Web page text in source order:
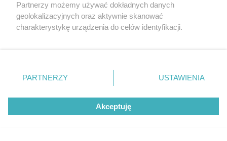
Dodaj jedną łyżeczkę do gotowania.
Partnerzy możemy używać dokładnych danych
geolokalizacyjnych oraz aktywnie skanować
charakterystykę urządzenia do celów identyfikacji.
zmienić/wycofać klikając przycisk ustawień prywatności
znajdujący się w lewym dolnym rogu strony
rodzaje przetwarzania danych nie wymagają zgody
użytkownika, ale masz prawo sprzeciwić się takiemu
przetwarzaniu. Preferencje będą miały zastosowanie tylko
PARTNERZY USTAWIENIA
Akceptuję